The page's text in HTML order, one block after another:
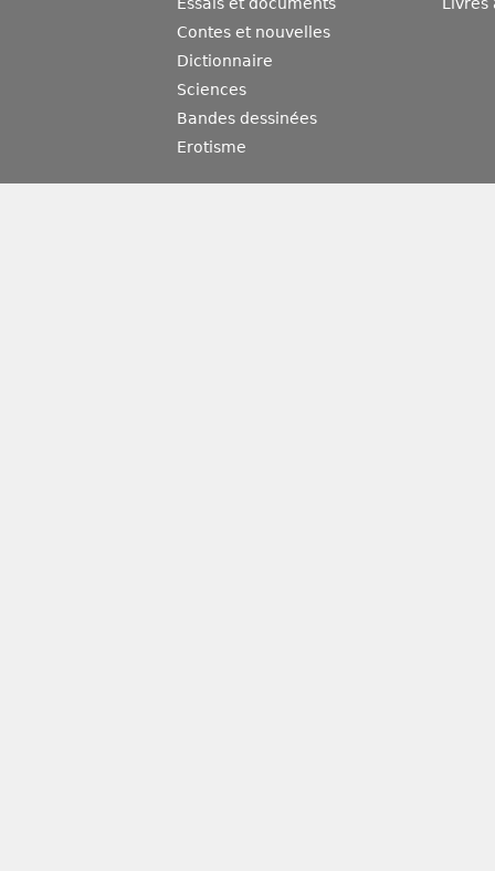
Essais et documents
Contes et nouvelles
Dictionnaire
Sciences
Bandes dessinées
Erotisme
Livres